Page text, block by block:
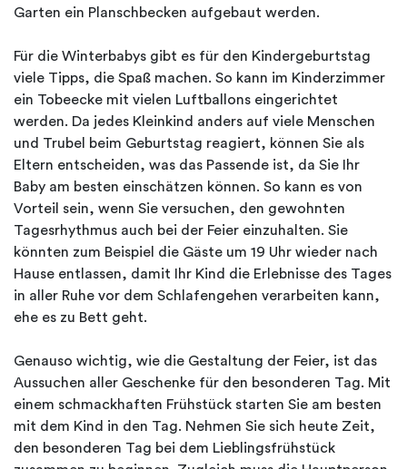
Garten ein Planschbecken aufgebaut werden.
Für die Winterbabys gibt es für den Kindergeburtstag
viele Tipps, die Spaß machen. So kann im Kinderzimmer
ein Tobeecke mit vielen Luftballons eingerichtet
werden. Da jedes Kleinkind anders auf viele Menschen
und Trubel beim Geburtstag reagiert, können Sie als
Eltern entscheiden, was das Passende ist, da Sie Ihr
Baby am besten einschätzen können. So kann es von
Vorteil sein, wenn Sie versuchen, den gewohnten
Tagesrhythmus auch bei der Feier einzuhalten. Sie
könnten zum Beispiel die Gäste um 19 Uhr wieder nach
Hause entlassen, damit Ihr Kind die Erlebnisse des Tages
in aller Ruhe vor dem Schlafengehen verarbeiten kann,
ehe es zu Bett geht.
Genauso wichtig, wie die Gestaltung der Feier, ist das
Aussuchen aller Geschenke für den besonderen Tag. Mit
einem schmackhaften Frühstück starten Sie am besten
mit dem Kind in den Tag. Nehmen Sie sich heute Zeit,
den besonderen Tag bei dem Lieblingsfrühstück